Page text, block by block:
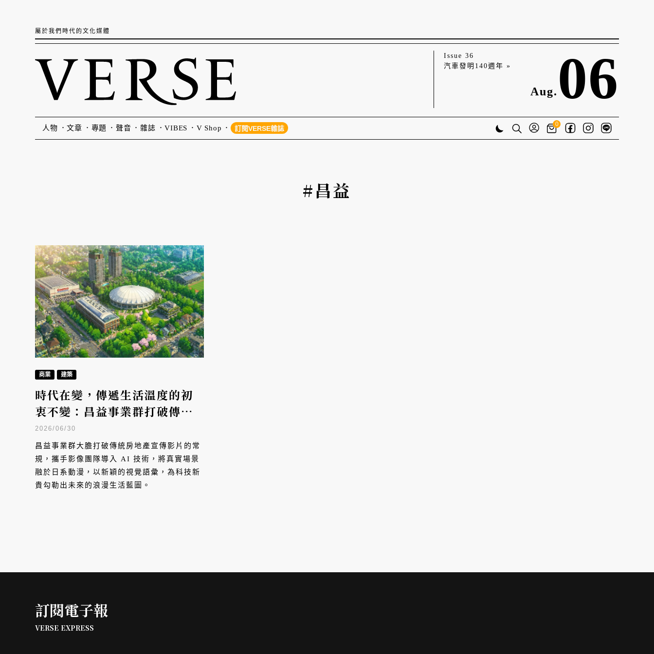
屬於我們時代的文化媒體
Issue 36
汽車發明140週年 »
Aug. 06
人物 文章 專題 聲音 雜誌 VIBES V Shop 訂閱VERSE雜誌
0
#昌益
商業 建築
時代在變，傳遞生活溫度的初
衷不變：昌益事業群打破傳統
框架，用日系動畫翻轉房產視
覺美學
2026/06/30
昌益事業群大膽打破傳統房地產宣傳影片的常
規，攜手影像團隊導入 AI 技術，將真實場景
融於日系動漫，以新穎的視覺語彙，為科技新
貴勾勒出未來的浪漫生活藍圖。
訂閱電子報
VERSE EXPRESS